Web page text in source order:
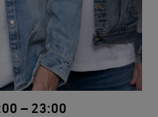
– 23:00